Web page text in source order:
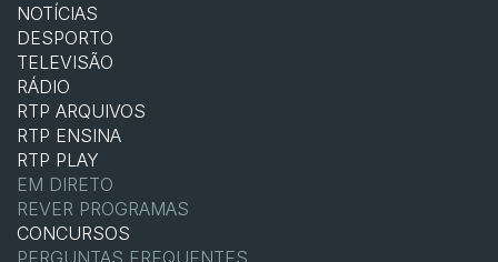
NOTÍCIAS
DESPORTO
TELEVISÃO
RÁDIO
RTP ARQUIVOS
RTP ENSINA
RTP PLAY
EM DIRETO
REVER PROGRAMAS
CONCURSOS
PERGUNTAS FREQUENTES